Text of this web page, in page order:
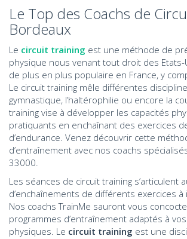
Le Top des Coachs de
Bordeaux
Le circuit training est une méthode de
physique nous venant tout droit des
de plus en plus populaire en France, y
Le circuit training mêle différentes
gymnastique, l’haltérophilie ou encore la
training vise à développer les capacités
pratiquants en enchaînant des exercices
d’endurance. Venez découvrir cette
d’entraînement avec nos coachs
33000.
Les séances de circuit training s’articulent
d’enchaînements de différents exercices
Nos coachs TrainMe sauront vous
programmes d’entraînement adaptés à
physiques. Le circuit training est une